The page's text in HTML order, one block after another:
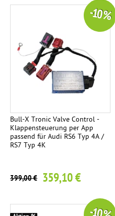
Bull-X Tronic Valve Control -
Klappensteuerung per App
passend für Audi RS6 Typ 4A /
RS7 Typ 4K
399,00 € 359,10 €
-10 %